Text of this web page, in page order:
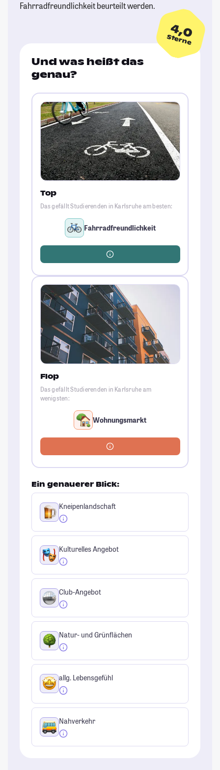
Fahrradfreundlichkeit beurteilt werden.
4,0
Sterne
Und was heißt das
genau?
Top
Das gefällt Studierenden in Karlsruhe am besten:
Fahrradfreundlichkeit
Flop
Das gefällt Studierenden in Karlsruhe am
wenigsten:
Wohnungsmarkt
Ein genauerer Blick:
Kneipenlandschaft
Kulturelles Angebot
Club-Angebot
Natur- und Grünflächen
allg. Lebensgefühl
Nahverkehr